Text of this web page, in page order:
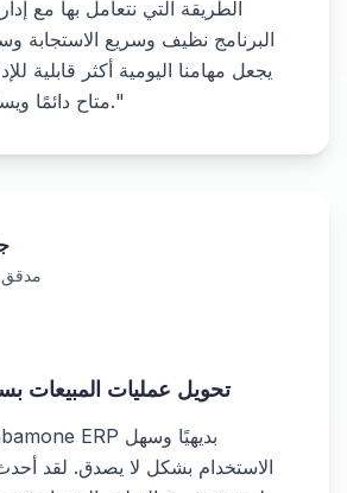
الطريقة التي نتعامل بها مع
البرنامج نظيف وسريع الاستجابة
يجعل مهامنا اليومية أكثر قابلية
متاح دائمًا ويستجيب لاحتياجاتنا."
تحويل عمليات المبيعات
الاستخدام بشكل لا يصدق. لقد أحدث